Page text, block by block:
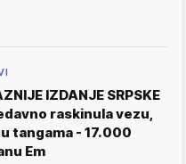
IZDANJE SRPSKE
raskinula vezu,
tangama - 17.000
Em